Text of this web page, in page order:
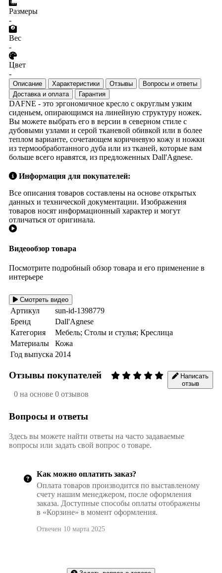
Размеры
-
Вес
-
Цвет
-
Описание Характеристики Отзывы
Вопросы и ответы
Доставка и оплата
Гарантия
DAFNE - это эргономичное кресло с округлым узким
сиденьем, опирающимся на линейную структуру ножек.
Вы можете выбрать его в версии в северном стиле с
дубовыми узлами и серой тканевой обивкой или в более
теплом варианте, сочетающем коричневую кожу и ножки
из термообработанного дуба или из тканей, которые вам
больше всего нравятся, из предложенных Dall'Agnese.
Информация для покупателей:
Все описания товаров составлены на основе открытых
данных и технической документации. Изображения
товаров носят информационный характер и могут
отличаться от оригинала.
Видеообзор товара
Посмотрите подробный обзор товара и его применение в
интерьере
Смотреть видео
Артикул
sun-id-1398779
Бренд
Dall'Agnese
Категория
Мебель; Столы и стулья; Креслица
Материалы
Кожа
Год выпуска 2014
Отзывы покупателей
0 на основе 0 отзывов
Написать
отзыв
Вопросы и ответы
Здесь вы можете найти ответы на часто задаваемые
вопросы или задать свой вопрос о товаре.
Как можно оплатить заказ?
Оплата товаров производится по выставленому
счету нашим менеджером, после оформления
заказа. Доступные способы оплаты отображены
в «Корзине» в момент оформления.
Отвечен 10 марта 2025